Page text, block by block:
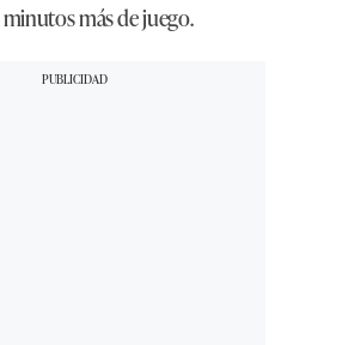
más de juego.